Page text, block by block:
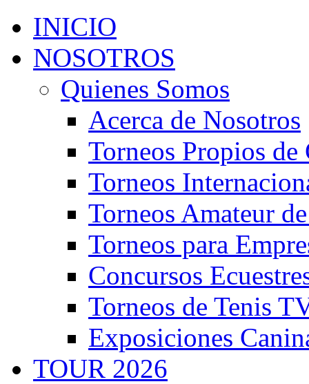
INICIO
NOSOTROS
Quienes Somos
Acerca de Nosotros
Torneos Propios
Torneos
Torneos Amateur
Torneos para
Concursos
Torneos de Tenis
Exposiciones
TOUR 2026